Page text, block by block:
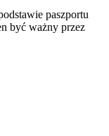
paszportu
być ważny przez